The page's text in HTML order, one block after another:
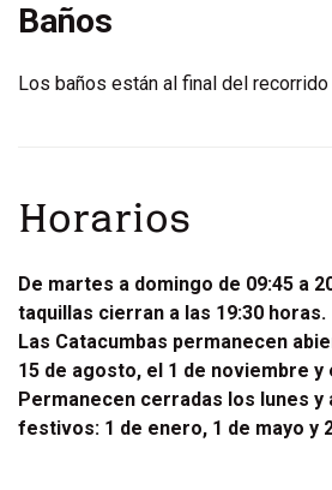
Baños
Los baños están al final del recorrido
Horarios
De martes a domingo de 09:45 a
taquillas cierran a las 19:30 horas.
Las Catacumbas permanecen
15 de agosto, el 1 de noviembre y
Permanecen cerradas los lunes y
festivos: 1 de enero, 1 de mayo y